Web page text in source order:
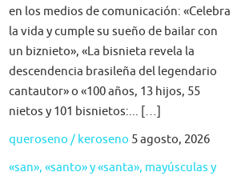
en los medios de comunicación: «Celebra
la vida y cumple su sueño de bailar con
un biznieto», «La bisnieta revela la
descendencia brasileña del legendario
cantautor» o «100 años, 13 hijos, 55
nietos y 101 bisnietos:... […]
queroseno / keroseno 5 agosto, 2026
«san», «santo» y «santa», mayúsculas y